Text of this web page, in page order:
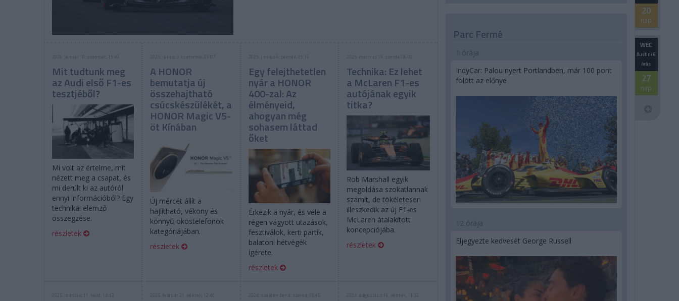
2026. január 10. szombat, 15:49
Mit tudtunk meg
az Audi első F1-es
tesztjéből?
Mi volt az értelme, mit
nézett meg a csapat, és
mi derült ki az autóról
ennyi információból? Egy
technikai elemző
összegzése.
részletek
2025. július 3. csütörtök, 09:07
A HONOR
bemutatja új
összehajtható
csúcskészülékét, a
HONOR Magic V5-
öt Kínában
Új mércét állít a
hajlítható, vékony és
könnyű okostelefonok
kategóriájában.
részletek
2025. június 6. péntek, 05:16
Egy felejthetetlen
nyár a HONOR
400-zal: Az
élményeid,
ahogyan még
sohasem láttad
őket
Érkezik a nyár, és vele a
régen vágyott utazások,
fesztiválok, kerti partik,
balatoni hétvégék
ígérete.
részletek
2025. március 19. szerda, 06:00
Technika: Ez lehet
a McLaren F1-es
autójának egyik
titka?
Rob Marshall egyik
megoldása szokatlannak
számít, de tökéletesen
illeszkedik az új F1-es
McLaren átalakított
koncepciójába.
részletek
2025. március 11. kedd, 14:43 2025. február 21. péntek, 12:40 2024. szeptember 4. szerda, 08:45 2024. augusztus 16. péntek, 11:32
20
nap
WEC
Austini 6
órás
27
nap
Parc Fermé
1 órája
IndyCar: Palou nyert Portlandben, már 100 pont
fölött az előnye
12 órája
Eljegyezte kedvesét George Russell